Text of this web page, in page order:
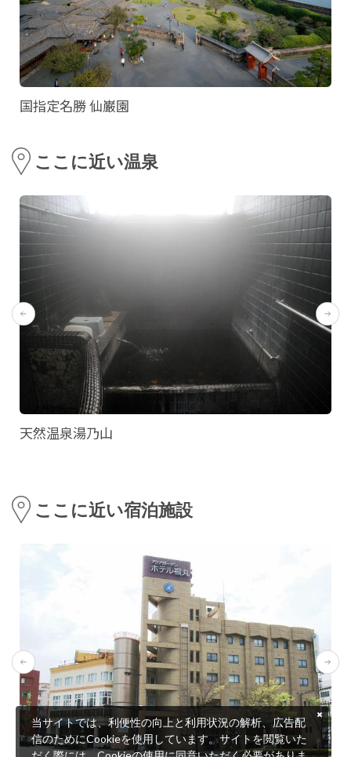
国指定名勝 仙巌園
ここに近い温泉
天然温泉湯乃山
ここに近い宿泊施設
当サイトでは、利便性の向上と利用状況の解析、広告配
信のためにCookieを使用しています。サイトを閲覧いた